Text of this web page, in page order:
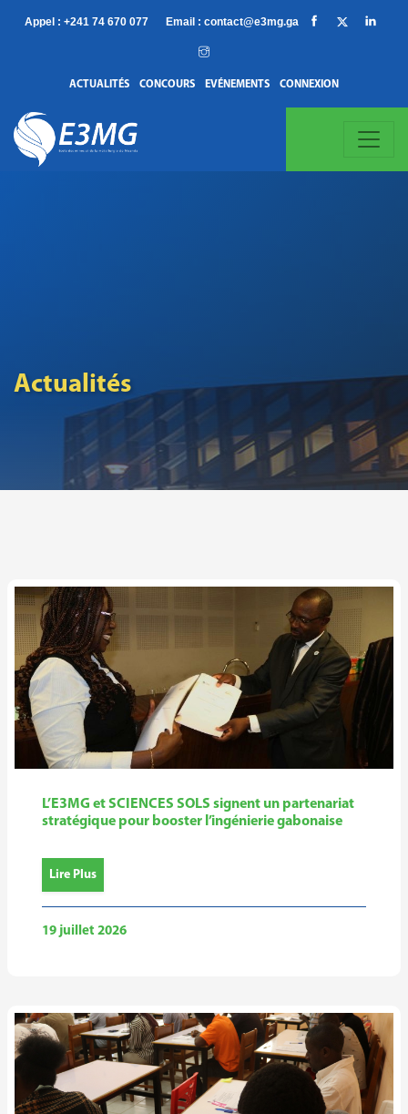
Appel : +241 74 670 077 Email : contact@e3mg.ga
ACTUALITÉS CONCOURS EVÉNEMENTS CONNEXION
Actualités
L’E3MG et SCIENCES SOLS signent un partenariat
stratégique pour booster l’ingénierie gabonaise
Lire Plus
19 juillet 2026